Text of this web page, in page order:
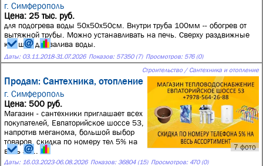
г. Симферополь
Цена: 25 тыс. руб.
для подогрева воды 50х50х50см. Внутри труба 100мм -- обогрев от
вытяжной трубы. Можно устанавливать на печь. Сверху раздвижные
крышки для залива воды.
Даты: 03.11.2018-31.07.2026 Показов: 57350 (7) Просмотров: 576 (0)
Строительство / Сантехника и отопление
Продам: Сантехника, отопление
г. Симферополь
7 фото
Цена: 500 руб.
Магазин - сантехники приглашает всех
покупателей, Евпаторийское шоссе 53,
напротив меганома, большой выбор
товаров, скидка по номеру тел 5% на
весь ас...
Даты: 16.03.2023-06.08.2026 Показов: 36804 (15) Просмотров: 470 (0)